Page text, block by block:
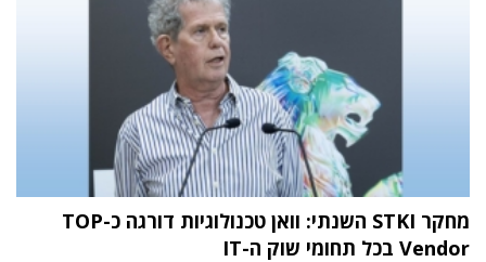
מחקר STKI השנתי: וואן טכנולוגיות דורגה כ-TOP
Vendor בכל תחומי שוק ה-IT